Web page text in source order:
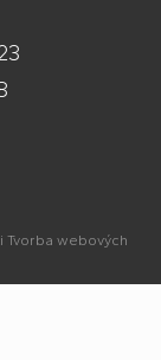
Tvorba webových